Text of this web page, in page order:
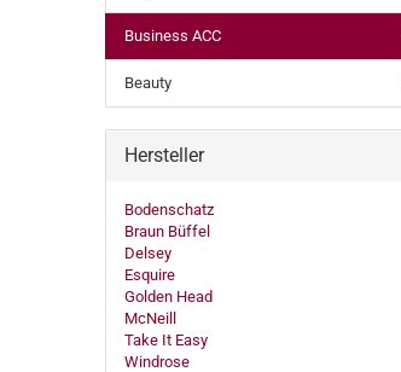
Business ACC
Beauty
Hersteller
Bodenschatz
Braun Büffel
Delsey
Esquire
Golden Head
McNeill
Take It Easy
Windrose